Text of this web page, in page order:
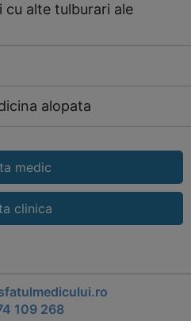
alte tulburari ale
alopata
medic
clinica
109 268